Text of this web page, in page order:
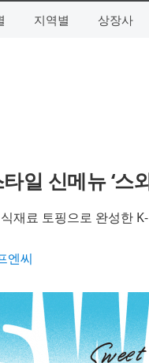
지역별 상장사
일 신메뉴 ‘스
재료 토핑으로 완성한
엔씨